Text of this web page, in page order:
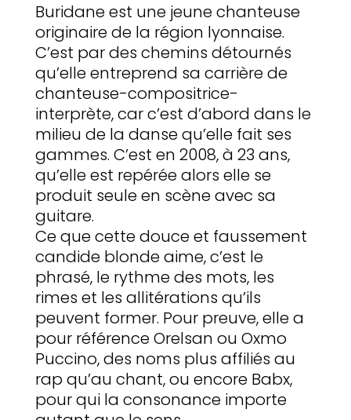
Buridane est une jeune chanteuse
originaire de la région lyonnaise.
C’est par des chemins détournés
qu’elle entreprend sa carrière de
chanteuse-compositrice-
interprète, car c’est d’abord dans le
milieu de la danse qu’elle fait ses
gammes. C’est en 2008, à 23 ans,
qu’elle est repérée alors elle se
produit seule en scène avec sa
guitare.
Ce que cette douce et faussement
candide blonde aime, c’est le
phrasé, le rythme des mots, les
rimes et les allitérations qu’ils
peuvent former. Pour preuve, elle a
pour référence Orelsan ou Oxmo
Puccino, des noms plus affiliés au
rap qu’au chant, ou encore Babx,
pour qui la consonance importe